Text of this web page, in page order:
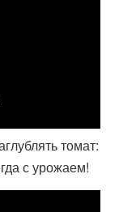
томат:
с урожаем!